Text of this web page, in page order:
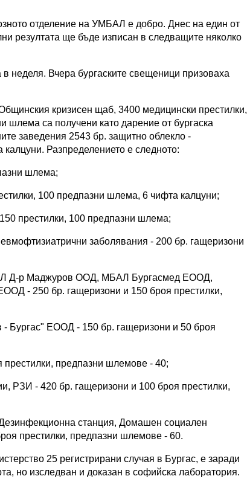
отделение на УМБАЛ е добро. Днес на един от
резултата ще бъде изписан в следващите няколко
неделя. Вчера бургаските свещеници призоваха
кризисен щаб, 3400 медицински престилки,
шлема са получени като дарение от бургаска
заведения 2543 бр. защитно облекло -
Разпределението е следното:
шлема;
100 предпазни шлема, 6 чифта калцуни;
престилки, 100 предпазни шлема;
заболявания - 200 бр. гащеризони
Д-р Маджуров ООД, МБАЛ Бургасмед ЕООД,
- 250 бр. гащеризони и 150 броя престилки,
Бургас" ЕООД - 150 бр. гащеризони и 50 броя
предпазни шлемове - 40;
РЗИ - 420 бр. гащеризони и 100 броя престилки,
станция, Домашен социален
престилки, предпазни шлемове - 60.
25 регистрирани случая в Бургас, е заради
но изследван и доказан в софийска лаборатория.